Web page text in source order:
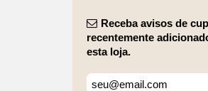
Receba avisos de
recentemente
esta loja.